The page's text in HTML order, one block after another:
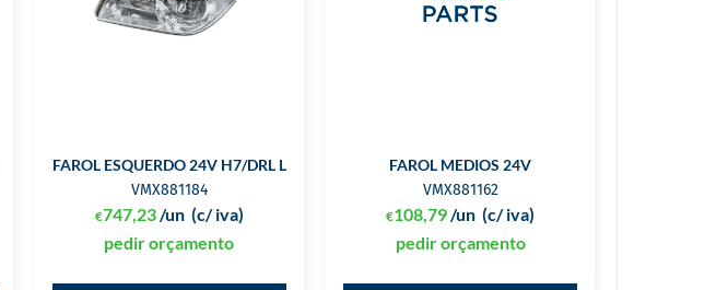
FAROL ESQUERDO 24V H7/DRL LED
VMX881184
€747,23 (c/ iva)
/un
pedir orçamento
FAROL MEDIOS 24V
VMX881162
€108,79 (c/ iva)
/un
pedir orçamento